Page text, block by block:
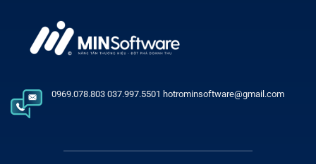
0969.078.803 037.997.5501 hotrominsoftware@gmail.com